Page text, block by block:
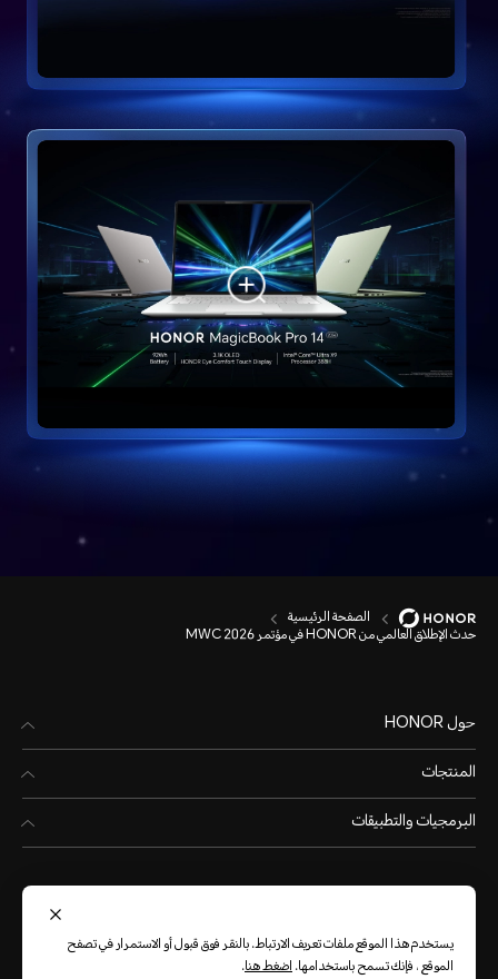
الصفحة الرئيسية
حدث الإطلاق العالمي من HONOR في مؤتمر MWC 2026
حول HONOR
المنتجات
البرمجيات والتطبيقات
Oman (العربية)
يستخدم هذا الموقع ملفات تعريف الارتباط. بالنقر فوق قبول أو الاستمرار في تصفح
الموقع ، فإنك تسمح باستخدامها.اضغط هنا.